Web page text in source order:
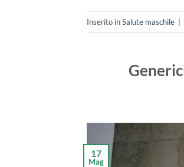
Inserito inSalute maschile
17
Mag